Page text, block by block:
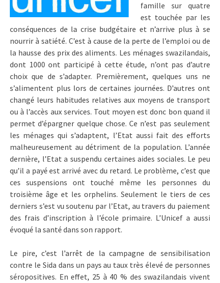
famille sur quatre
est touchée par les
conséquences de la crise budgétaire et n’arrive plus à se
nourrir à satiété. C’est à cause de la perte de l’emploi ou de
la hausse des prix des aliments. Les ménages swazilandais,
dont 1000 ont participé à cette étude, n’ont pas d’autre
choix que de s’adapter. Premièrement, quelques uns ne
s’alimentent plus lors de certaines journées. D’autres ont
changé leurs habitudes relatives aux moyens de transport
ou à l’accès aux services. Tout moyen est donc bon quand il
permet d’épargner quelque chose. Ce n’est pas seulement
les ménages qui s’adaptent, l’Etat aussi fait des efforts
malheureusement au détriment de la population. L’année
dernière, l’Etat a suspendu certaines aides sociales. Le peu
qu’il a payé est arrivé avec du retard. Le problème, c’est que
ces suspensions ont touché même les personnes du
troisième âge et les orphelins. Seulement le tiers de ces
derniers s’est vu soutenu par l’Etat, au travers du paiement
des frais d’inscription à l’école primaire. L’Unicef a aussi
évoqué la santé dans son rapport.
Le pire, c’est l’arrêt de la campagne de sensibilisation
contre le Sida dans un pays au taux très élevé de personnes
séropositives. En effet, 25 à 40 % des swazilandais vivent